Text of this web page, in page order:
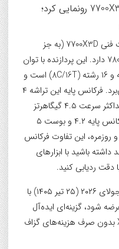
AMD از پردازنده اقتصادی رایزن 7700X3D رونمایی کرد؛
همان‌طور که انتظار می‌رفت، مشخصات فنی 7700X3D (به جز
سرعت کلاک) شباهت زیادی به 7800X3D دارد. این پردازنده با توان
حرارتی (TDP) ۱۲۰ وات، دارای ۸ هسته و ۱۶ رشته (8C/16T) است و
از ۱۰۴ مگابایت حافظه کش کل بهره می‌برد. فرکانس پایه این تراشه ۴
گیگاهرتز است و در حالت بوست به حداکثر سرعت ۴.۵ گیگاهرتز
می‌رسد (در مقایسه با 7800X3D که فرکانس پایه ۴.۲ و بوست ۵
و روزمره، این تفاوت فرکانس
باشید با ابزارهای
دقت ردیابی کنید.
این پردازنده که قرار است در تاریخ ۱۶ جولای ۲۰۲۶ (۲۵ تیر ۱۴۰۵) با
دلار به بازار عرضه شود، گزینه‌ای ایده‌آل
برای تجربه قدرت گیمینگ فناوری X3D بدون صرف هزینه‌های گزاف